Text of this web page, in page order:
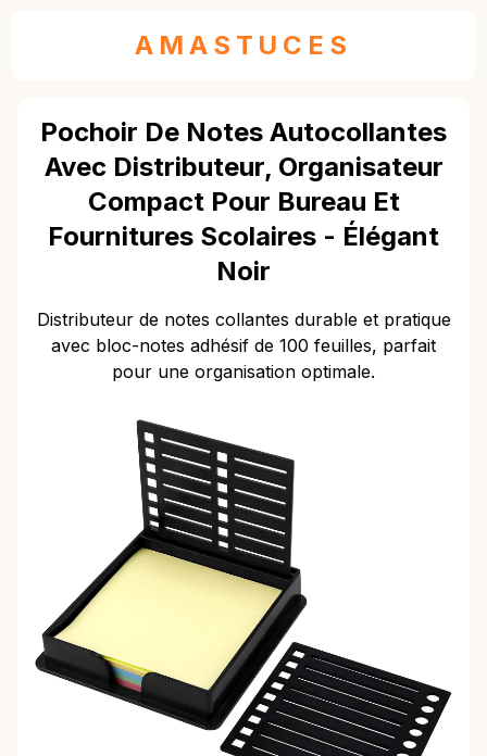
AMASTUCES
Pochoir De Notes Autocollantes
Avec Distributeur, Organisateur
Compact Pour Bureau Et
Fournitures Scolaires - Élégant
Noir
Distributeur de notes collantes durable et pratique
avec bloc-notes adhésif de 100 feuilles, parfait
pour une organisation optimale.